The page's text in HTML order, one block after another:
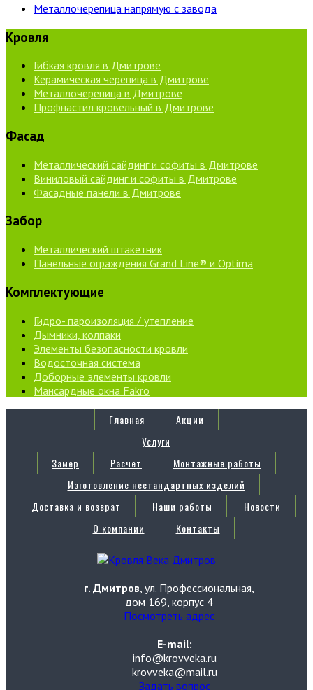
Металлочерепица напрямую с завода
Кровля
Гибкая кровля в Дмитрове
Керамическая черепица в Дмитрове
Металлочерепица в Дмитрове
Профнастил кровельный в Дмитрове
Фасад
Металлический сайдинг и софиты в Дмитрове
Виниловый сайдинг и софиты в Дмитрове
Фасадные панели в Дмитрове
Забор
Металлический штакетник
Панельные ограждения Grand Line® и Optima
Комплектующие
Гидро- пароизоляция / утепление
Дымники, колпаки
Элементы безопасности кровли
Водосточная система
Доборные элементы кровли
Мансардные окна Fakro
Главная
Акции
Услуги
Замер
Расчет
Монтажные работы
Изготовление нестандартных изделий
Доставка и возврат
Наши работы
Новости
О компании
Контакты
г. Дмитров , ул. Профессиональная,
дом 169, корпус 4
Посмотреть адрес
E-mail:
info@krovveka.ru
krovveka@mail.ru
Задать вопрос